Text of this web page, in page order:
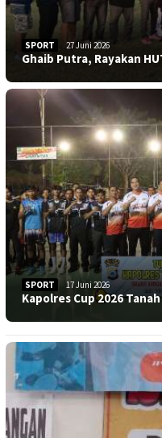
SPORT 27 Juni 2026
Ghaib Putra, Rayakan
SPORT 17 Juni 2026
Kapolres Cup 2026